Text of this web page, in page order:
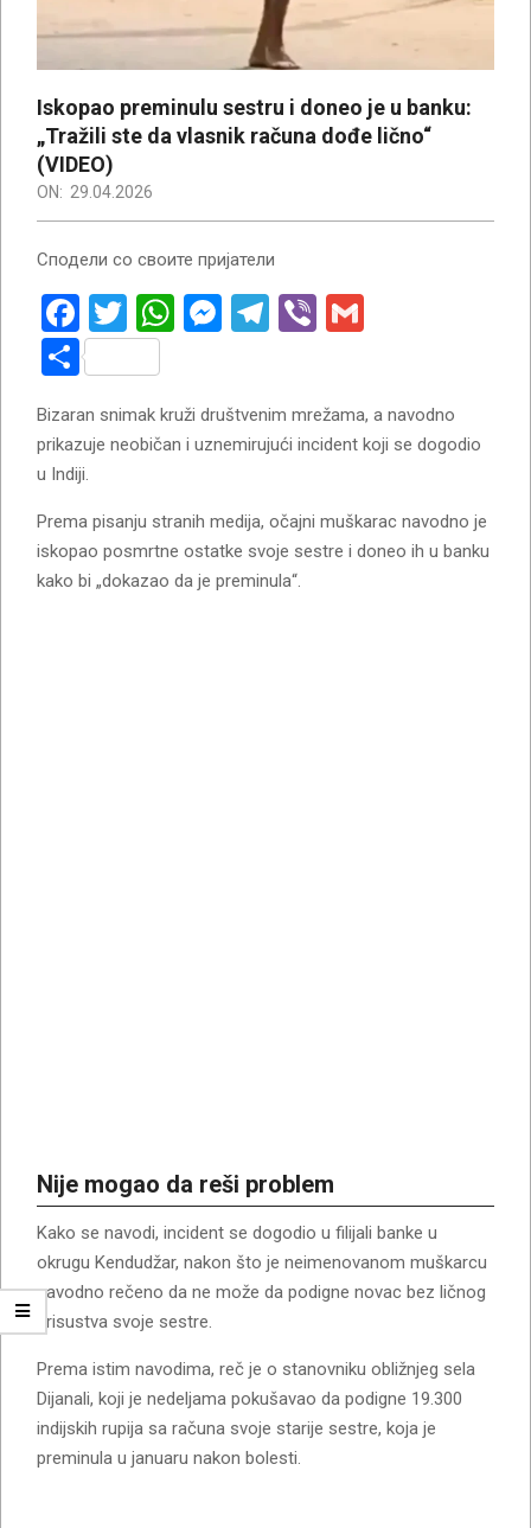
Iskopao preminulu sestru i doneo je u banku:
„Tražili ste da vlasnik računa dođe lično“
(VIDEO)
ON: 29.04.2026
Сподели со своите пријатели
Facebook
Twitter
WhatsApp
Messenger
Telegram
Viber
Share
Bizaran snimak kruži društvenim mrežama, a navodno
prikazuje neobičan i uznemirujući incident koji se dogodio
u Indiji.
Prema pisanju stranih medija, očajni muškarac navodno je
iskopao posmrtne ostatke svoje sestre i doneo ih u banku
kako bi „dokazao da je preminula“.
Nije mogao da reši problem
Kako se navodi, incident se dogodio u filijali banke u
okrugu Kendudžar, nakon što je neimenovanom muškarcu
navodno rečeno da ne može da podigne novac bez ličnog
prisustva svoje sestre.
Prema istim navodima, reč je o stanovniku obližnjeg sela
Dijanali, koji je nedeljama pokušavao da podigne 19.300
indijskih rupija sa računa svoje starije sestre, koja je
preminula u januaru nakon bolesti.